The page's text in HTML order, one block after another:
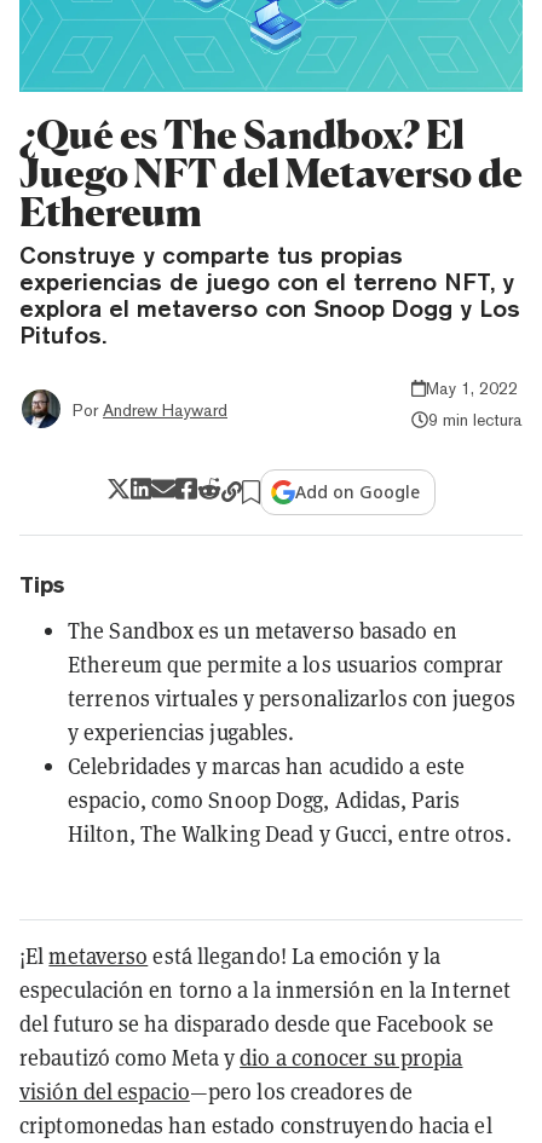
¿Qué es The Sandbox? El
Juego NFT del Metaverso de
Ethereum
Construye y comparte tus propias
experiencias de juego con el terreno NFT, y
explora el metaverso con Snoop Dogg y Los
Pitufos.
Por Andrew Hayward
May 1, 2022
9 min lectura
Add on Google
Tips
The Sandbox es un metaverso basado en
Ethereum que permite a los usuarios comprar
terrenos virtuales y personalizarlos con juegos
y experiencias jugables.
Celebridades y marcas han acudido a este
espacio, como Snoop Dogg, Adidas, Paris
Hilton, The Walking Dead y Gucci, entre otros.
¡Elmetaverso está llegando! La emoción y la
especulación en torno a la inmersión en la Internet
del futuro se ha disparado desde que Facebook se
rebautizó como Meta ydio a conocer su propia
visión del espacio—pero los creadores de
criptomonedas han estado construyendo hacia el